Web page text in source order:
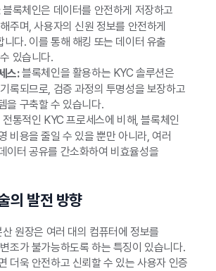
블록체인은 데이터를 안전하게 저장하고
주며, 사용자의 신원 정보를 안전하게
니다. 이를 통해 해킹 또는 데이터 유출
있습니다.
스:블록체인을 활용하는 KYC 솔루션은
록되므로, 검증 과정의 투명성을 보장하고
을 구축할 수 있습니다.
통적인 KYC 프로세스에 비해, 블록체인
비용을 줄일 수 있을 뿐만 아니라, 여러
이터 공유를 간소화하여 비효율성을
의 발전 방향
원장은 여러 대의 컴퓨터에 정보를
조가 불가능하도록 하는 특징이 있습니다.
더욱 안전하고 신뢰할 수 있는 사용자 인증